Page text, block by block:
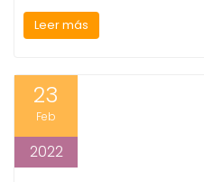
Leer más
23
Feb
2022